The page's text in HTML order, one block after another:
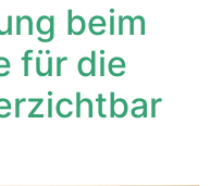
beim
für die